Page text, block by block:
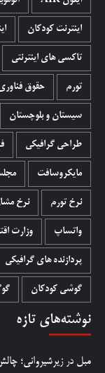
اینترنت کودکان
تاکسی های اینترنتی
تورم حقوق
سیستان و بلوچستان
طراحی گرافیکی
مایکروسافت
نرخ تورم نرخ
واتساپ وزارت
پردازنده های گرافیکی
گوشی کودکان
نوشته‌های تازه
مبل در زیرشیروانی؛